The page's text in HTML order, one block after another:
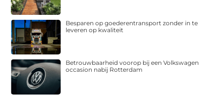
Besparen op goederentransport zonder in te
leveren op kwaliteit
Betrouwbaarheid voorop bij een Volkswagen
occasion nabij Rotterdam